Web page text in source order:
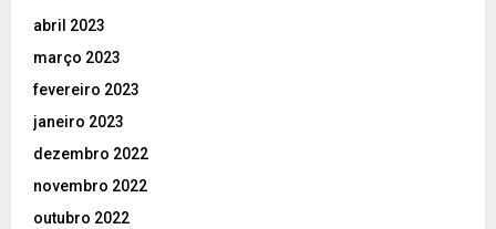
abril 2023
março 2023
fevereiro 2023
janeiro 2023
dezembro 2022
novembro 2022
outubro 2022